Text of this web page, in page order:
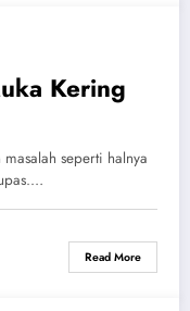
Kering
seperti halnya
Read More